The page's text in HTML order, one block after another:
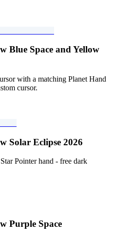
Blue Space and Yellow
with a matching Planet Hand
cursor.
Solar Eclipse 2026
Pointer hand - free dark
Purple Space